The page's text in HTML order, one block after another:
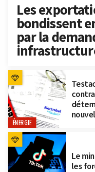
Les
bondissent
par la
ÉNERGIE
Le
les